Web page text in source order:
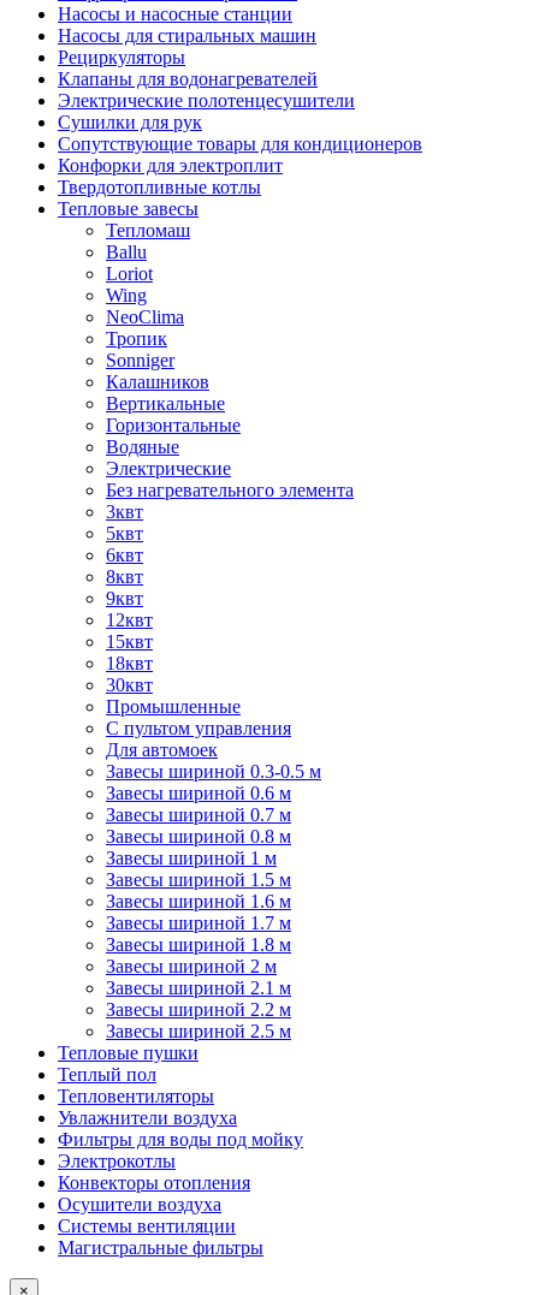
Насосы и насосные станции
Насосы для стиральных машин
Рециркуляторы
Клапаны для водонагревателей
Электрические полотенцесушители
Сушилки для рук
Сопутствующие товары для кондиционеров
Конфорки для электроплит
Твердотопливные котлы
Тепловые завесы
Тепломаш
Ballu
Loriot
Wing
NeoClima
Тропик
Sonniger
Калашников
Вертикальные
Горизонтальные
Водяные
Электрические
Без нагревательного элемента
3квт
5квт
6квт
8квт
9квт
12квт
15квт
18квт
30квт
Промышленные
С пультом управления
Для автомоек
Завесы шириной 0.3-0.5 м
Завесы шириной 0.6 м
Завесы шириной 0.7 м
Завесы шириной 0.8 м
Завесы шириной 1 м
Завесы шириной 1.5 м
Завесы шириной 1.6 м
Завесы шириной 1.7 м
Завесы шириной 1.8 м
Завесы шириной 2 м
Завесы шириной 2.1 м
Завесы шириной 2.2 м
Завесы шириной 2.5 м
Тепловые пушки
Теплый пол
Тепловентиляторы
Увлажнители воздуха
Фильтры для воды под мойку
Электрокотлы
Конвекторы отопления
Осушители воздуха
Системы вентиляции
Магистральные фильтры
×